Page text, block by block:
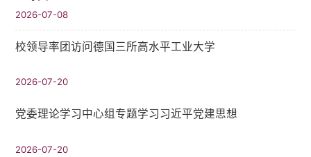
2026-07-08
校领导率团访问德国三所高水平工业大学
2026-07-20
党委理论学习中心组专题学习习近平党建思想
2026-07-20